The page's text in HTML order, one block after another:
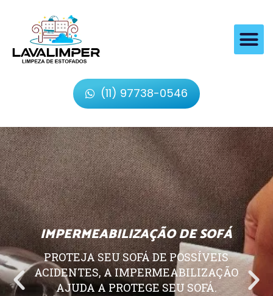
(11) 97738-0546
IMPERMEABILIZAÇÃO DE SOFÁ
PROTEJA SEU SOFÁ DE POSSÍVEIS
ACIDENTES, A IMPERMEABILIZAÇÃO
AJUDA A PROTEGE SEU SOFÁ.